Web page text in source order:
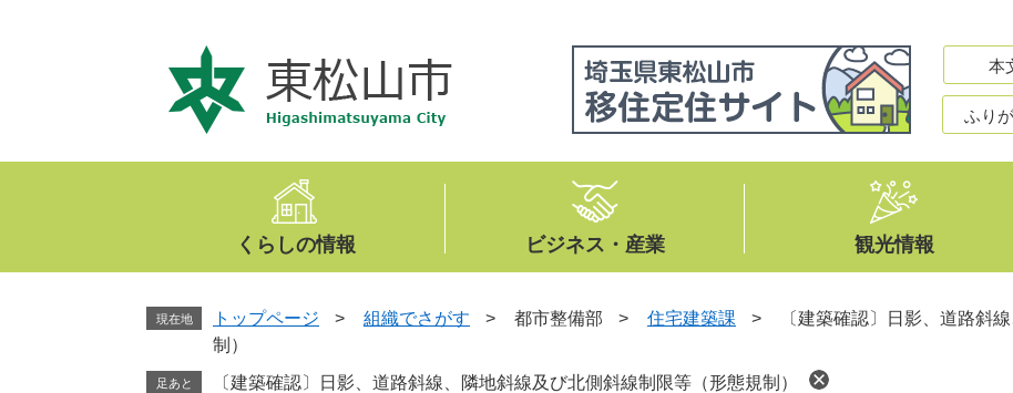
文
本
ふり
くらしの情報 ビジネス・産業 観光情報
現在地 トップページ > 組織でさがす > 都市整備部 > 住宅建築課 >
〔建築確認〕日影、道路斜
制）
足あと 〔建築確認〕日影、道路斜線、隣地斜線及び北側斜線制限等（形態規制）